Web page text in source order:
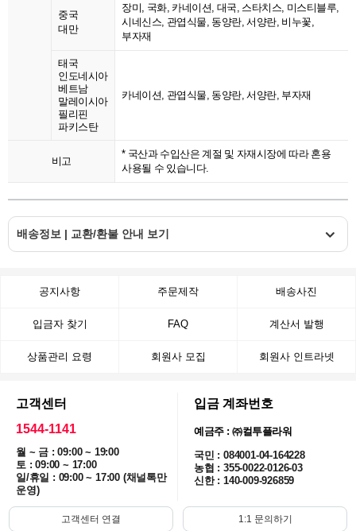
중국
대만
장미, 국화, 카네이션, 대국, 스타치스, 미스티블루,
시네신스, 관엽식물, 동양란, 서양란, 비누꽃,
부자재
태국
인도네시아
베트남
말레이시아
필리핀
파키스탄
카네이션, 관엽식물, 동양란, 서양란, 부자재
비고
* 국산과 수입산은 계절 및 자재시장에 따라 혼용
사용될 수 있습니다.
배송정보 | 교환/환불 안내 보기
공지사항 주문제작 배송사진
입금자 찾기 FAQ 계산서 발행
상품관리 요령 회원사 모집 회원사 인트라넷
고객센터
1544-1141
월 ~ 금 : 09:00 ~ 19:00
토 : 09:00 ~ 17:00
일/휴일 : 09:00 ~ 17:00 (채널톡만
운영)
입금 계좌번호
예금주 : ㈜컬투플라워
국민 : 084001-04-164228
농협 : 355-0022-0126-03
신한 : 140-009-926859
고객센터 연결 1:1 문의하기